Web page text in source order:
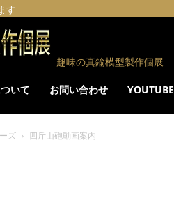
す
趣味の真鍮模型製作個展
いて お問い合わせ YOUTUBE
ズ 四斤山砲動画案内